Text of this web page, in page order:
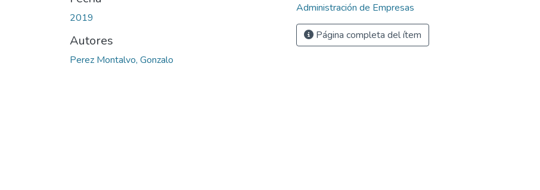
2019
Autores
Perez Montalvo, Gonzalo
Administración de Empresas
Página completa del ítem